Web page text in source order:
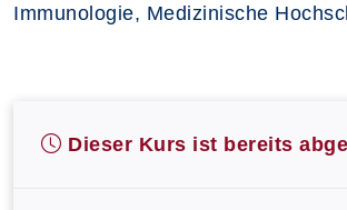
Immunologie, Medizinische
Dieser Kurs ist bereits